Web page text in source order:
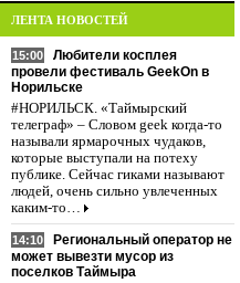
ЛЕНТА НОВОСТЕЙ
15:00
Любители косплея
провели фестиваль GeekOn в
Норильске
#НОРИЛЬСК. «Таймырский
телеграф» – Словом geek когда-то
называли ярмарочных чудаков,
которые выступали на потеху
публике. Сейчас гиками называют
людей, очень сильно увлеченных
каким-то…
14:10
Региональный оператор не
может вывезти мусор из
поселков Таймыра